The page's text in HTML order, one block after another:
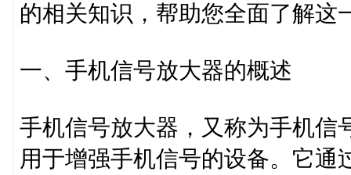
的相关知识，帮助您全面了解这
一、手机信号放大器的概述
手机信号放大器，又称为手机信
用于增强手机信号的设备。它通